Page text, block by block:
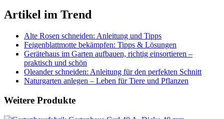
Artikel im Trend
Alte Rosen schneiden: Anleitung und Tipps
Feigenblattmotte bekämpfen: Tipps & Lösungen
Gerätehaus im Garten aufbauen, richtig einsortieren –
praktisch und schön
Oleander schneiden: Anleitung für den perfekten Schnitt
Naturgarten anlegen – Leben für Tiere und Pflanzen
Weitere Produkte